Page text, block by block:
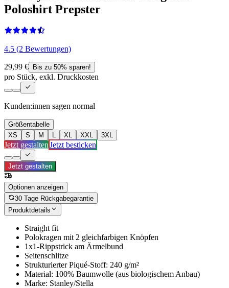
Poloshirt Prepster
4.5 (2 Bewertungen)
29,99 € Bis zu 50% sparen!
pro Stück, exkl. Druckkosten
Kunden:innen sagen normal
Größentabelle
XS
S M L XL XXL 3XL
Jetzt gestaltenJetzt besticken
Jetzt gestalten
Optionen anzeigen
30 Tage Rückgabegarantie
Produktdetails
Straight fit
Polokragen mit 2 gleichfarbigen Knöpfen
1x1-Rippstrick am Ärmelbund
Seitenschlitze
Strukturierter Piqué-Stoff: 240 g/m²
Material: 100% Baumwolle (aus biologischem Anbau)
Marke: Stanley/Stella